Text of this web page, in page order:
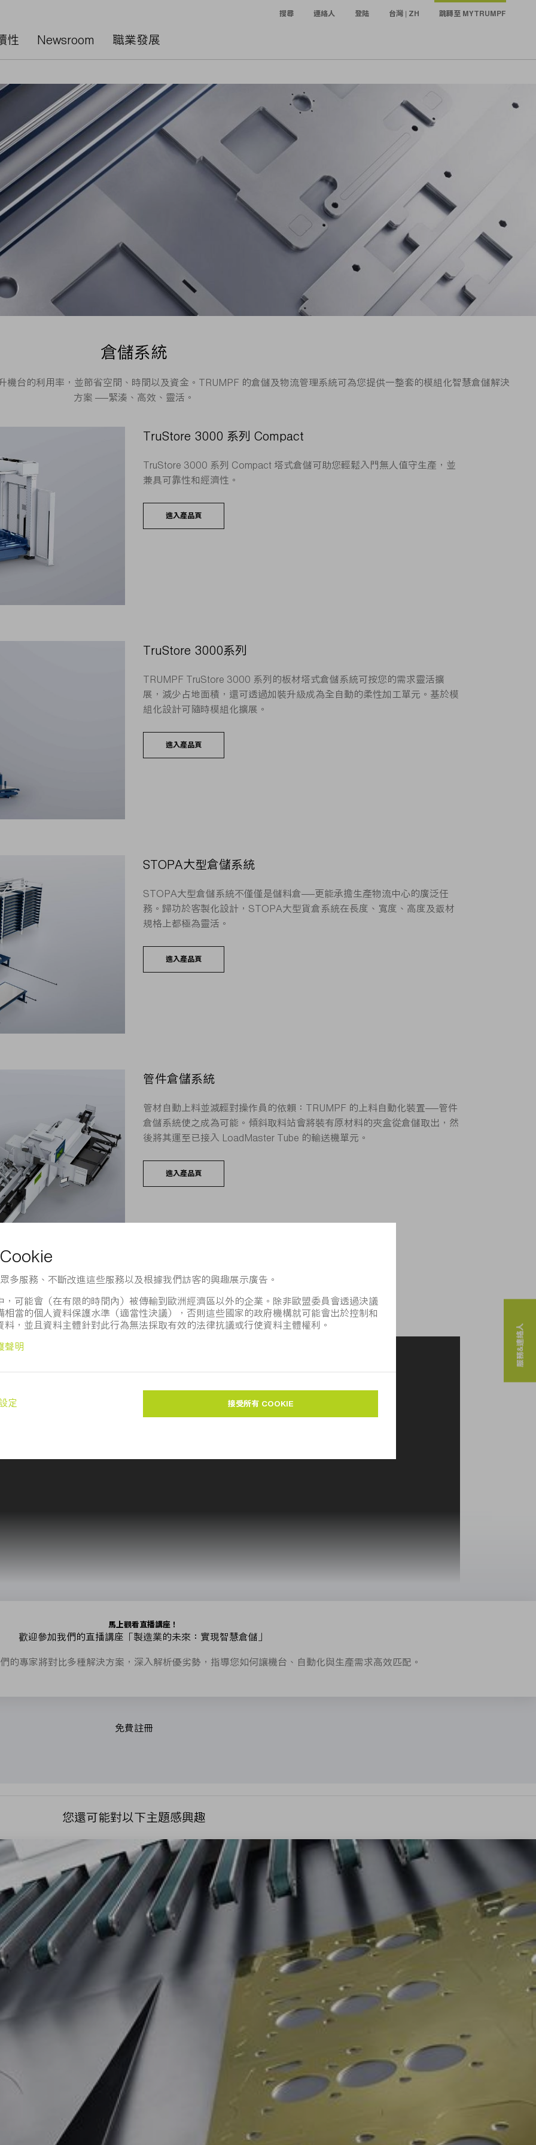
性 Newsroom 職業發展
搜尋 連絡人 登陆 台灣 | ZH 跳轉至 MYTRUMPF
倉儲系統
台的利用率，並節省空間、時間以及資金。TRUMPF 的倉儲及物流管理系統可為您提供一整套的模組化智慧倉儲解決
方案 ——緊湊、高效、靈活。
TruStore 3000 系列 Compact
TruStore 3000 系列 Compact 塔式倉儲可助您輕鬆入門無人值守生產，並
兼具可靠性和經濟性。
進入產品頁
TruStore 3000系列
TRUMPF TruStore 3000 系列的板材塔式倉儲系統可按您的需求靈活擴
展，減少占地面積，還可透過加裝升級成為全自動的柔性加工單元。基於模
組化設計可隨時模組化擴展。
進入產品頁
STOPA大型倉儲系統
STOPA大型倉儲系統不僅僅是儲料倉——更能承擔生產物流中心的廣泛任
務。歸功於客製化設計，STOPA大型貨倉系統在長度、寬度、高度及鈑材
規格上都極為靈活。
進入產品頁
管件倉儲系統
管材自動上料並減輕對操作員的依賴：TRUMPF 的上料自動化裝置——管件
倉儲系統使之成為可能。傾斜取料站會將裝有原材料的夾盒從倉儲取出，然
後將其運至已接入 LoadMaster Tube 的輸送機單元。
進入產品頁
馬上觀看直播講座！
歡迎參加我們的直播講座「製造業的未來：實現智慧倉儲」
的專家將對比多種解決方案，深入解析優劣勢，指導您如何讓機台、自動化與生產需求高效匹配。
何讓您的機台與自動化裝置以及倉儲系統高效協同嗎？
您還可能對以下主題感興趣
服務&連絡人